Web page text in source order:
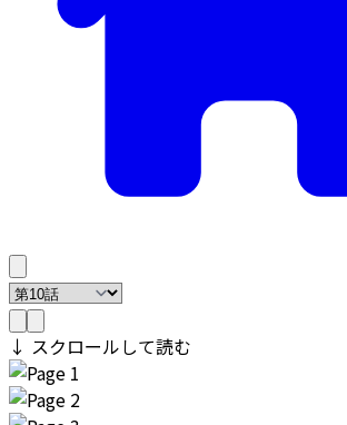
↓ スクロールして読む